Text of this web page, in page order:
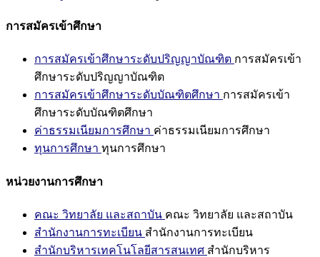
การสมัครเข้าศึกษา
การสมัครเข้าศึกษาระดับปริญญาบัณฑิต การสมัครเข้า
ศึกษาระดับปริญญาบัณฑิต
การสมัครเข้าศึกษาระดับบัณฑิตศึกษา การสมัครเข้า
ศึกษาระดับบัณฑิตศึกษา
ค่าธรรมเนียมการศึกษา ค่าธรรมเนียมการศึกษา
ทุนการศึกษา ทุนการศึกษา
หน่วยงานการศึกษา
คณะ วิทยาลัย และสถาบัน คณะ วิทยาลัย และสถาบัน
สำนักงานการทะเบียน สำนักงานการทะเบียน
สำนักบริหารเทคโนโลยีสารสนเทศ สำนักบริหาร